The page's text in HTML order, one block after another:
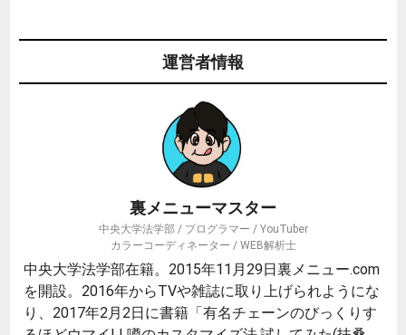
運営者情報
裏メニューマスター
中央大学法学部 / プログラマー / YouTuber
カラーコーディネーター / WEB解析士
中央大学法学部在籍。2015年11月29日裏メニュー.com
を開設。2016年からTVや雑誌に取り上げられようにな
り、2017年2月2日に書籍「有名チェーンのびっくりす